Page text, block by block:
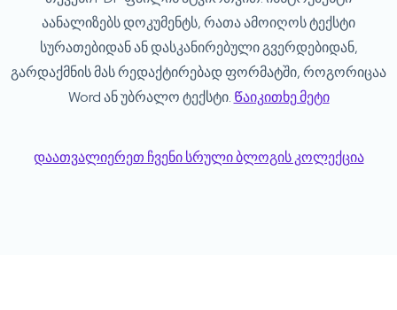
აანალიზებს დოკუმენტს, რათა ამოიღოს ტექსტი
სურათებიდან ან დასკანირებული გვერდებიდან,
გარდაქმნის მას რედაქტირებად ფორმატში, როგორიცაა
Word ან უბრალო ტექსტი. Წაიკითხე მეტი
დაათვალიერეთ ჩვენი სრული ბლოგის კოლექცია